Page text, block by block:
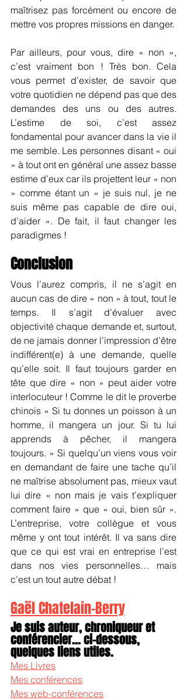
maîtrisez pas forcément ou encore de
mettre vos propres missions en danger.
Par ailleurs, pour vous, dire « non »,
c’est vraiment bon ! Très bon. Cela
vous permet d’exister, de savoir que
votre quotidien ne dépend pas que des
demandes des uns ou des autres.
L’estime de soi, c’est assez
fondamental pour avancer dans la vie il
me semble. Les personnes disant « oui
» à tout ont en général une assez basse
estime d’eux car ils projettent leur « non
» comme étant un « je suis nul, je ne
suis même pas capable de dire oui,
d’aider ». De fait, il faut changer les
paradigmes !
Conclusion
Vous l’aurez compris, il ne s’agit en
aucun cas de dire « non » à tout, tout le
temps. Il s’agit d’évaluer avec
objectivité chaque demande et, surtout,
de ne jamais donner l’impression d’être
indifférent(e) à une demande, quelle
qu’elle soit. Il faut toujours garder en
tête que dire « non » peut aider votre
interlocuteur ! Comme le dit le proverbe
chinois « Si tu donnes un poisson à un
homme, il mangera un jour. Si tu lui
apprends à pêcher, il mangera
toujours. » Si quelqu’un viens vous voir
en demandant de faire une tache qu’il
ne maîtrise absolument pas, mieux vaut
lui dire « non mais je vais t’expliquer
comment faire » que « oui, bien sûr ».
L’entreprise, votre collègue et vous
même y ont tout intérêt. Il va sans dire
que ce qui est vrai en entreprise l’est
dans nos vies personnelles… mais
c’est un tout autre débat !
Gaël Chatelain-Berry
Je suis auteur, chroniqueur et
conférencier... ci-dessous,
quelques liens utiles.
Mes Livres
Mes conférences
Mes web-conférences